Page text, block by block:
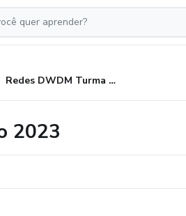
Redes DWDM Turma Dezembro 2023
2023